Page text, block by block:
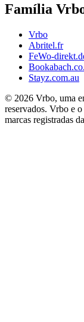
Família
Vrbo
Abritel.fr
FeWo-
Stayz.com.au
© 2026 Vrbo, uma
reservados. Vrbo e
marcas registradas